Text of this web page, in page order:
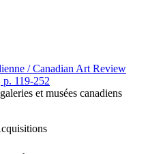
/ Canadian Art Review
119-252
et musées canadiens